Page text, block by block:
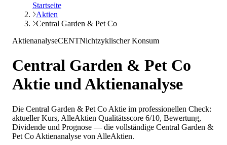
Startseite
Aktien
Central Garden & Pet Co
AktienanalyseCENTNichtzyklischer Konsum
Central Garden & Pet Co
Aktie und Aktienanalyse
Die Central Garden & Pet Co Aktie im professionellen Check:
aktueller Kurs, AlleAktien Qualitätsscore 6/10, Bewertung,
Dividende und Prognose — die vollständige Central Garden &
Pet Co Aktienanalyse von AlleAktien.